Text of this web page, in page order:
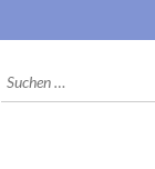
Suchen
nach: